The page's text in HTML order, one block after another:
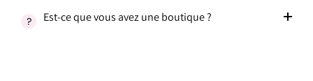
Est-ce que vous avez une boutique ?